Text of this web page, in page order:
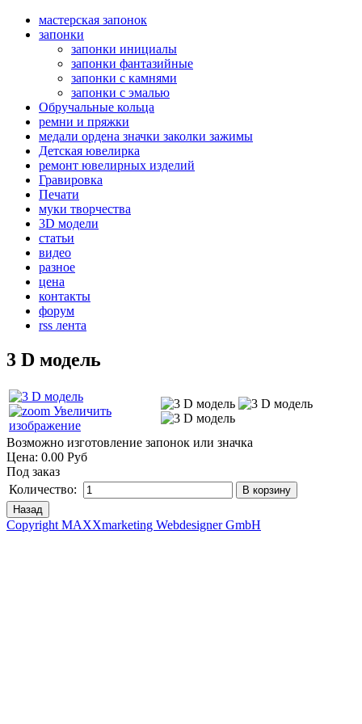
мастерская запонок
запонки
запонки инициалы
запонки фантазийные
запонки с камнями
запонки с эмалью
Обручальные кольца
ремни и пряжки
медали ордена значки заколки зажимы
Детская ювелирка
ремонт ювелирных изделий
Гравировка
Печати
муки творчества
3D модели
статьи
видео
разное
цена
контакты
форум
rss лента
3 D модель
Увеличить
изображение
Возможно изготовление запонок или значка
Цена: 0.00 Руб
Под заказ
Количество:
Copyright MAXXmarketing Webdesigner GmbH